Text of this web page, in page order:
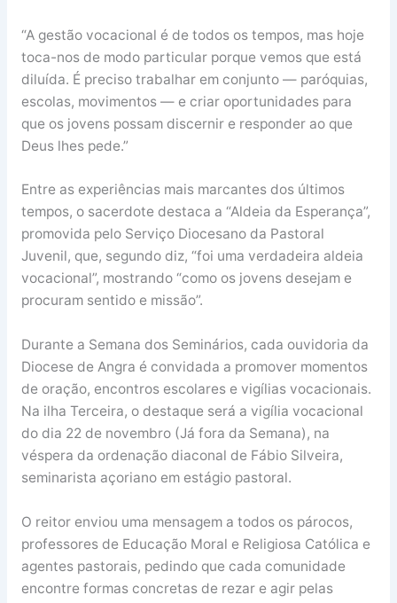
“A gestão vocacional é de todos os tempos, mas hoje
toca-nos de modo particular porque vemos que está
diluída. É preciso trabalhar em conjunto — paróquias,
escolas, movimentos — e criar oportunidades para
que os jovens possam discernir e responder ao que
Deus lhes pede.”
Entre as experiências mais marcantes dos últimos
tempos, o sacerdote destaca a “Aldeia da Esperança”,
promovida pelo Serviço Diocesano da Pastoral
Juvenil, que, segundo diz, “foi uma verdadeira aldeia
vocacional”, mostrando “como os jovens desejam e
procuram sentido e missão”.
Durante a Semana dos Seminários, cada ouvidoria da
Diocese de Angra é convidada a promover momentos
de oração, encontros escolares e vigílias vocacionais.
Na ilha Terceira, o destaque será a vigília vocacional
do dia 22 de novembro (Já fora da Semana), na
véspera da ordenação diaconal de Fábio Silveira,
seminarista açoriano em estágio pastoral.
O reitor enviou uma mensagem a todos os párocos,
professores de Educação Moral e Religiosa Católica e
agentes pastorais, pedindo que cada comunidade
encontre formas concretas de rezar e agir pelas